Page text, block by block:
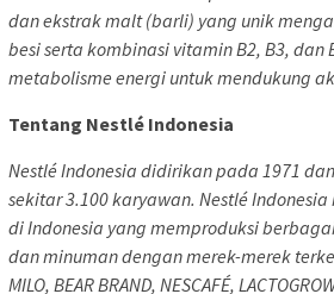
dan ekstrak malt (barli) yang unik
besi serta kombinasi vitamin B2, B3, dan
metabolisme energi untuk mendukung
Tentang Nestlé Indonesia
Nestlé Indonesia didirikan pada 1971
sekitar 3.100 karyawan. Nestlé
di Indonesia yang memproduksi
dan minuman dengan merek-merek
MILO, BEAR BRAND, NESCAFÉ,